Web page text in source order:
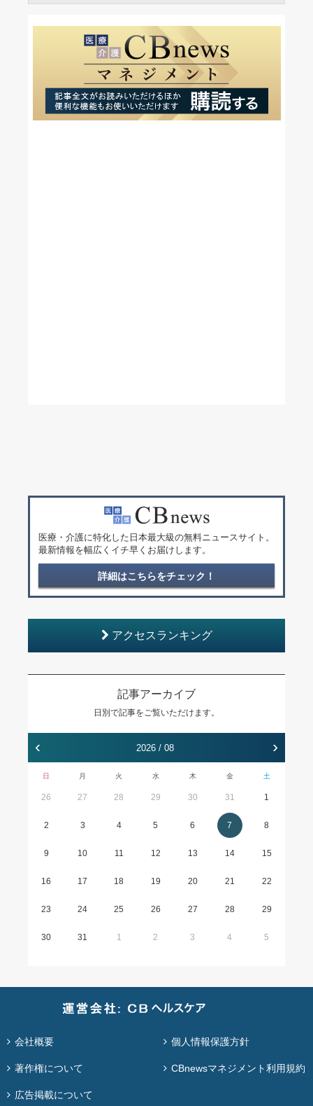
医療・介護に特化した日本最大級の無料ニュースサイト。
最新情報を幅広くイチ早くお届けします。
詳細はこちらをチェック！
アクセスランキング
記事アーカイブ
日別で記事をご覧いただけます。
‹ 2026 / 08 ›
日 月 火 水 木 金 土
26 27 28 29 30 31 1
2 3 4 5 6 7 8
9 10 11 12 13 14 15
16 17 18 19 20 21 22
23 24 25 26 27 28 29
30 31 1 2 3 4 5
会社概要 個人情報保護方針
著作権について CBnewsマネジメント利用規約
広告掲載について